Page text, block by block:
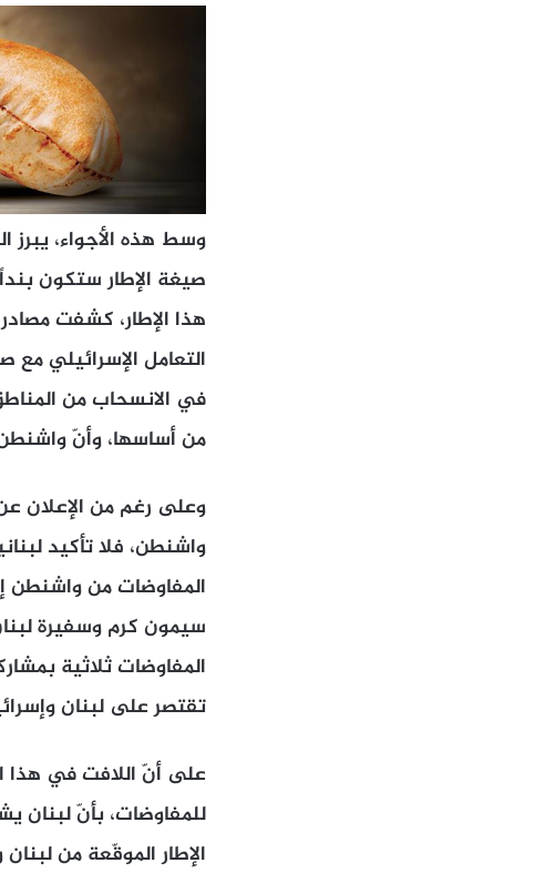
وسط هذه الأجواء، يبرز
صيغة الإطار ستكون
هذا الإطار، كشفت
التعامل الإسرائيلي
في الانسحاب من
من أساسها، وأنّ
وعلى رغم من الإعلان
واشنطن، فلا تأكيد
المفاوضات من واشنطن
سيمون كرم وسفيرة
المفاوضات ثلاثية
تقتصر على لبنان
على أنّ اللافت في هذا
للمفاوضات، بأنّ
الإطار الموقّعة من